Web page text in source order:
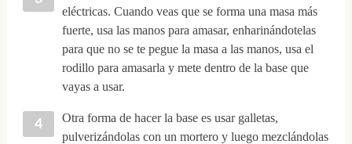
eléctricas. Cuando veas que se forma una masa más
fuerte, usa las manos para amasar, enharinándotelas
para que no se te pegue la masa a las manos, usa el
rodillo para amasarla y mete dentro de la base que
vayas a usar.
Otra forma de hacer la base es usar galletas,
pulverizándolas con un mortero y luego mezclándolas